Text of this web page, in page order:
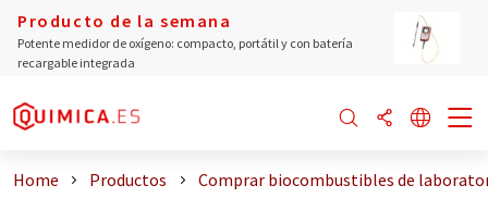
Producto de la semana
Potente medidor de oxígeno: compacto, portátil y con batería
recargable integrada
Home Productos Comprar biocombustibles de